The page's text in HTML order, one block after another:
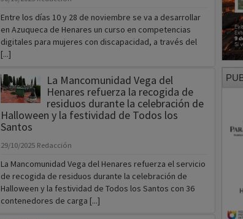
Entre los días 10 y 28 de noviembre se va a desarrollar
en Azuqueca de Henares un curso en competencias
digitales para mujeres con discapacidad, a través del
[...]
La Mancomunidad Vega del
Henares refuerza la recogida de
residuos durante la celebración de
Halloween y la festividad de Todos los
Santos
29/10/2025 Redacción
La Mancomunidad Vega del Henares refuerza el servicio
de recogida de residuos durante la celebración de
Halloween y la festividad de Todos los Santos con 36
contenedores de carga [...]